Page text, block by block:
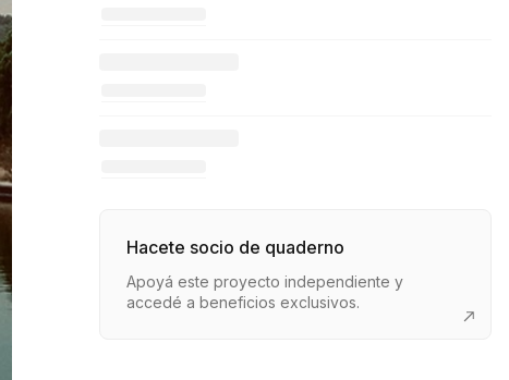
Hacete socio de quaderno
Apoyá este proyecto independiente y
accedé a beneficios exclusivos.